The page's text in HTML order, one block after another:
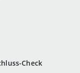
Check